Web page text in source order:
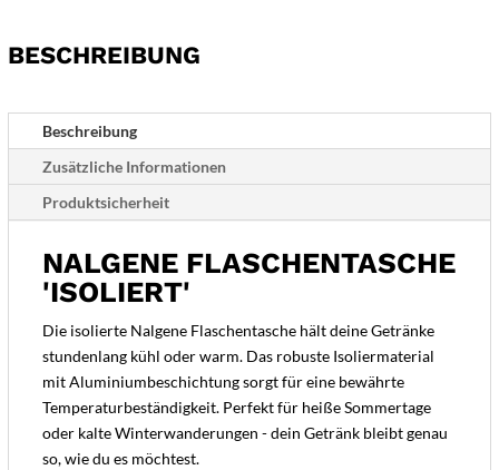
BESCHREIBUNG
Beschreibung
Zusätzliche Informationen
Produktsicherheit
NALGENE FLASCHENTASCHE
'ISOLIERT'
Die isolierte Nalgene Flaschentasche hält deine Getränke
stundenlang kühl oder warm. Das robuste Isoliermaterial
mit Aluminiumbeschichtung sorgt für eine bewährte
Temperaturbeständigkeit. Perfekt für heiße Sommertage
oder kalte Winterwanderungen - dein Getränk bleibt genau
so, wie du es möchtest.